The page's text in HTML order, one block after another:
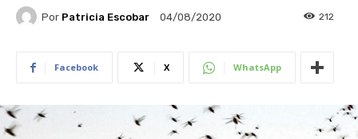
Por Patricia Escobar 04/08/2020 212
Facebook X WhatsApp